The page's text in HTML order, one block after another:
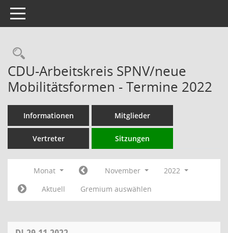
Toggle navigation
Rechercheauswahl
CDU-Arbeitskreis SPNV/neue
Mobilitätsformen - Termine 2022
Informationen Mitglieder
Vertreter Sitzungen
Monat November
2022
Aktuell
Gremium auswählen